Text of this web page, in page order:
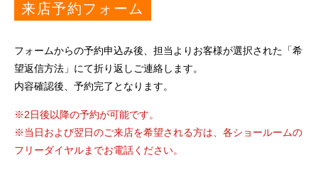
来店予約フォーム
フォームからの予約申込み後、担当よりお客様が選択された「希
望返信方法」にて折り返しご連絡します。
内容確認後、予約完了となります。
※2日後以降の予約が可能です。
※当日および翌日のご来店を希望される方は、各ショールームの
フリーダイヤルまでお電話ください。